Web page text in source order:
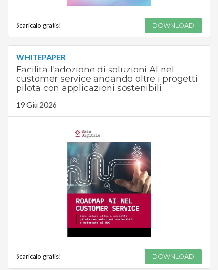
Scaricalo gratis! DOWNLOAD
WHITEPAPER
Facilita l'adozione di soluzioni AI nel
customer service andando oltre i progetti
pilota con applicazioni sostenibili
19 Giu 2026
Scaricalo gratis! DOWNLOAD